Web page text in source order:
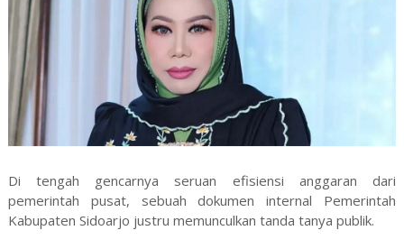
Di tengah gencarnya seruan efisiensi anggaran dari
pemerintah pusat, sebuah dokumen internal Pemerintah
Kabupaten Sidoarjo justru memunculkan tanda tanya publik.